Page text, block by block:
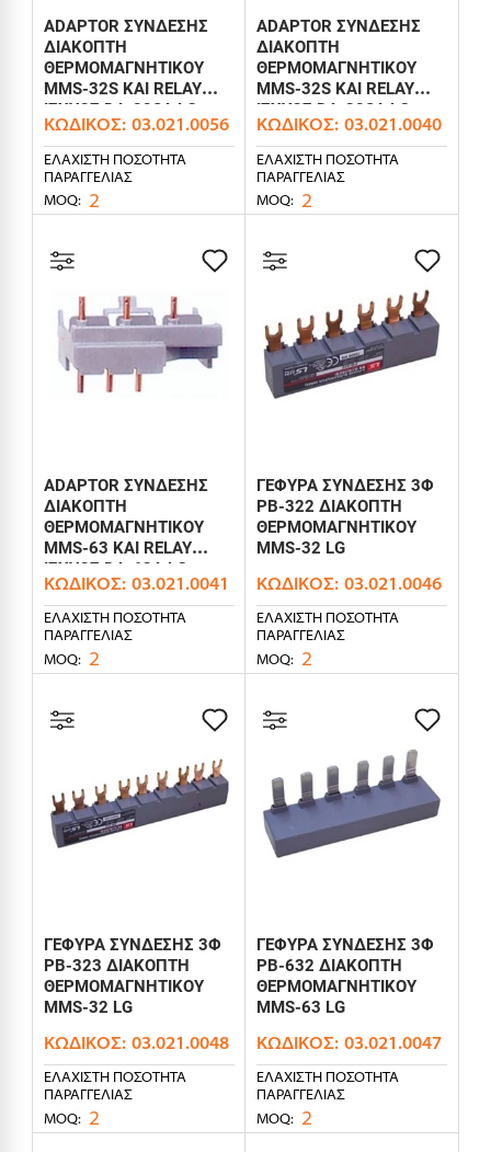
ADAPTOR ΣΥΝΔΕΣΗΣ
ΔΙΑΚΟΠΤΗ
ΘΕΡΜΟΜΑΓΝΗΤΙΚΟΥ
MMS-32S ΚΑΙ RELAY
ΙΣΧΥΟΣ DA-22SA LG
ΚΩΔΙΚΌΣ: 03.021.0056
ΕΛΆΧΙΣΤΗ ΠΟΣΌΤΗΤΑ
ΠΑΡΑΓΓΕΛΊΑΣ
MOQ: 2
ADAPTOR ΣΥΝΔΕΣΗΣ
ΔΙΑΚΟΠΤΗ
ΘΕΡΜΟΜΑΓΝΗΤΙΚΟΥ
MMS-32S ΚΑΙ RELAY
ΙΣΧΥΟΣ DA-32SA LG
ΚΩΔΙΚΌΣ: 03.021.0040
ΕΛΆΧΙΣΤΗ ΠΟΣΌΤΗΤΑ
ΠΑΡΑΓΓΕΛΊΑΣ
MOQ: 2
ADAPTOR ΣΥΝΔΕΣΗΣ
ΔΙΑΚΟΠΤΗ
ΘΕΡΜΟΜΑΓΝΗΤΙΚΟΥ
MMS-63 ΚΑΙ RELAY
ΙΣΧΥΟΣ DA-63A LG
ΚΩΔΙΚΌΣ: 03.021.0041
ΕΛΆΧΙΣΤΗ ΠΟΣΌΤΗΤΑ
ΠΑΡΑΓΓΕΛΊΑΣ
MOQ: 2
ΓΕΦΥΡΑ ΣΥΝΔΕΣΗΣ 3Φ
PB-322 ΔΙΑΚΟΠΤΗ
ΘΕΡΜΟΜΑΓΝΗΤΙΚΟΥ
MMS-32 LG
ΚΩΔΙΚΌΣ: 03.021.0046
ΕΛΆΧΙΣΤΗ ΠΟΣΌΤΗΤΑ
ΠΑΡΑΓΓΕΛΊΑΣ
MOQ: 2
ΓΕΦΥΡΑ ΣΥΝΔΕΣΗΣ 3Φ
PB-323 ΔΙΑΚΟΠΤΗ
ΘΕΡΜΟΜΑΓΝΗΤΙΚΟΥ
MMS-32 LG
ΚΩΔΙΚΌΣ: 03.021.0048
ΕΛΆΧΙΣΤΗ ΠΟΣΌΤΗΤΑ
ΠΑΡΑΓΓΕΛΊΑΣ
MOQ: 2
ΓΕΦΥΡΑ ΣΥΝΔΕΣΗΣ 3Φ
PB-632 ΔΙΑΚΟΠΤΗ
ΘΕΡΜΟΜΑΓΝΗΤΙΚΟΥ
MMS-63 LG
ΚΩΔΙΚΌΣ: 03.021.0047
ΕΛΆΧΙΣΤΗ ΠΟΣΌΤΗΤΑ
ΠΑΡΑΓΓΕΛΊΑΣ
MOQ: 2